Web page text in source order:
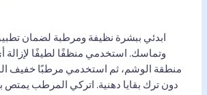
ابدئي ببشرة نظيفة ومرطبة لضمان
وتماسك. استخدمي منظفًا لطيفًا لإزالة
منطقة الوشم، ثم استخدمي مرطبًا خفيف
دون ترك بقايا دهنية. اتركي المرطب يمتص